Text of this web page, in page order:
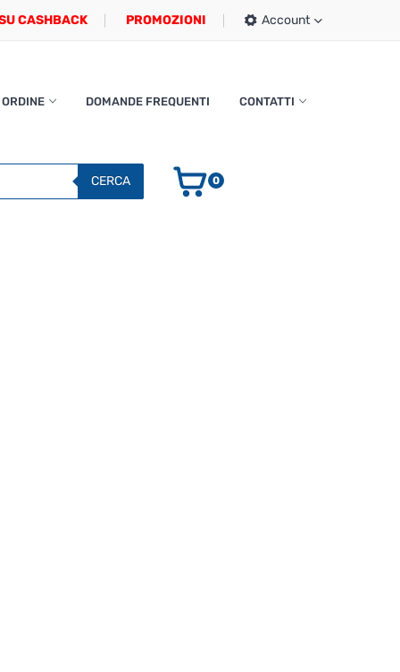
CASHBACK PROMOZIONI Account
DOMANDE FREQUENTI CONTATTI
CERCA 0